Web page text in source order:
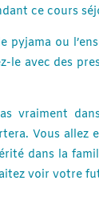
ce cours
pyjama ou
le avec des
vraiment
Vous
dans la
voir votre